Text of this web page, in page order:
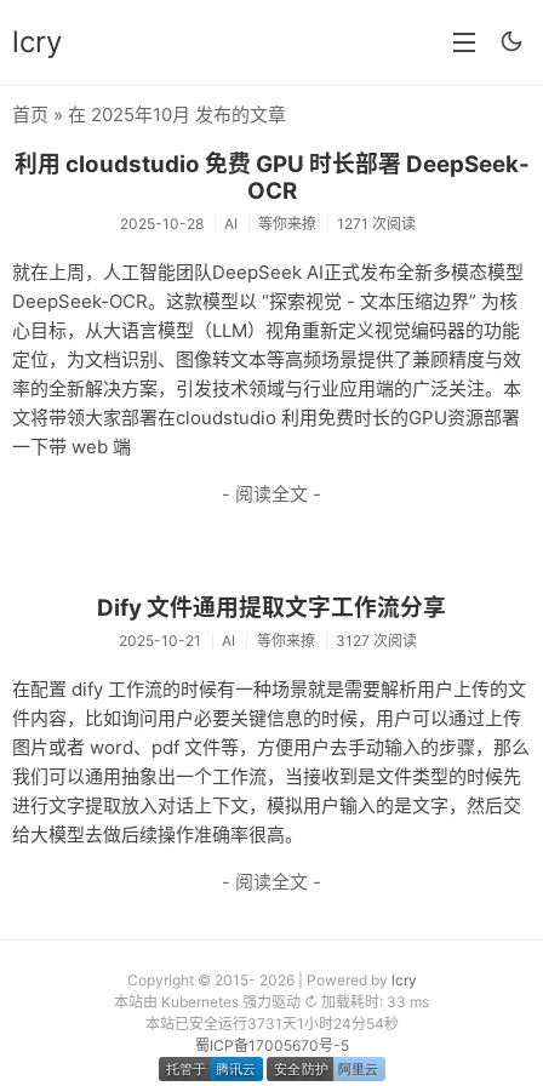
lcry
分类
分享
技术
教程
生活
AI
关于
首页 » 在 2025年10月 发布的文章
利用 cloudstudio 免费 GPU 时长部署 DeepSeek-
OCR
2025-10-28 AI 等你来撩 1271 次阅读
就在上周，人工智能团队DeepSeek AI正式发布全新多模态模型
DeepSeek-OCR。这款模型以 “探索视觉 - 文本压缩边界” 为核
心目标，从大语言模型（LLM）视角重新定义视觉编码器的功能
定位，为文档识别、图像转文本等高频场景提供了兼顾精度与效
率的全新解决方案，引发技术领域与行业应用端的广泛关注。本
文将带领大家部署在cloudstudio 利用免费时长的GPU资源部署
一下带 web 端
- 阅读全文 -
Dify 文件通用提取文字工作流分享
2025-10-21 AI 等你来撩 3127 次阅读
在配置 dify 工作流的时候有一种场景就是需要解析用户上传的文
件内容，比如询问用户必要关键信息的时候，用户可以通过上传
图片或者 word、pdf 文件等，方便用户去手动输入的步骤，那么
我们可以通用抽象出一个工作流，当接收到是文件类型的时候先
进行文字提取放入对话上下文，模拟用户输入的是文字，然后交
给大模型去做后续操作准确率很高。
- 阅读全文 -
Copyright © 2015- 2026 | Powered by lcry
本站由 Kubernetes 强力驱动 ↻ 加载耗时: 33 ms
本站已安全运行3731天1小时24分54秒
蜀ICP备17005670号-5